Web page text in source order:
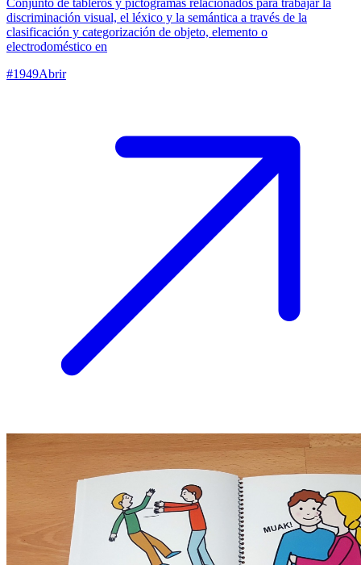
Conjunto de tableros y pictogramas relacionados para trabajar la
discriminación visual, el léxico y la semántica a través de la
clasificación y categorización de objeto, elemento o
electrodoméstico en
#1949Abrir